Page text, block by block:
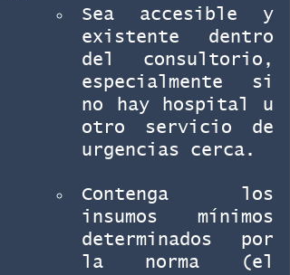
Sea accesible y
existente dentro
del consultorio,
especialmente si
no hay hospital u
otro servicio de
urgencias cerca.
Contenga los
insumos mínimos
determinados por
la norma (el